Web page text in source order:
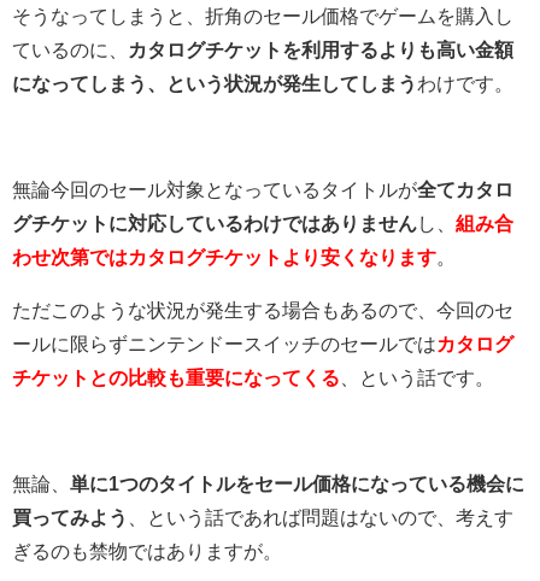
そうなってしまうと、折角のセール価格でゲームを購入し
ているのに、
カタログチケットを利用するよりも高い金額
になってしまう、という状況が発生してしまう わけです。
無論今回のセール対象となっているタイトルが全てカタロ
グチケットに対応しているわけではありません し、 組み合
わせ次第ではカタログチケットより安くなります
ただこのような状況が発生する場合もあるので、今回のセ
ールに限らずニンテンドースイッチのセールではカタログ
チケットとの比較も重要になってくる 、という話です。
無論、 単に1つのタイトルをセール価格になっている機会に
買ってみよう
、という話であれば問題はないので、考えす
ぎるのも禁物ではありますが。